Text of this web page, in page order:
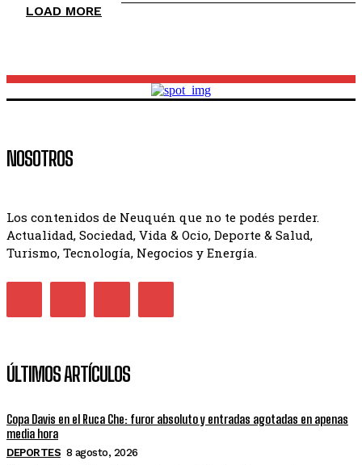
LOAD MORE
NOSOTROS
Los contenidos de Neuquén que no te podés perder.
Actualidad, Sociedad, Vida & Ocio, Deporte & Salud,
Turismo, Tecnología, Negocios y Energía.
ÚLTIMOS ARTÍCULOS
Copa Davis en el Ruca Che: furor absoluto y entradas agotadas en apenas
media hora
DEPORTES 8 agosto, 2026